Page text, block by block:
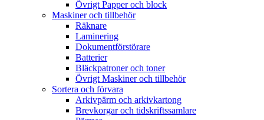
Övrigt Papper och block
Maskiner och tillbehör
Räknare
Laminering
Dokumentförstörare
Batterier
Bläckpatroner och toner
Övrigt Maskiner och tillbehör
Sortera och förvara
Arkivpärm och arkivkartong
Brevkorgar och tidskriftssamlare